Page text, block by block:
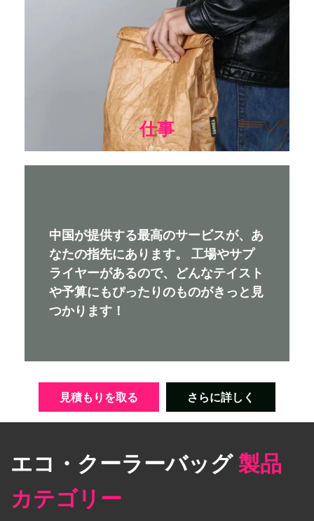
仕事
忙しい時間に最適なランチクーラー。サンドイッチなどの食
事を断熱容器に詰め、アイスパックを入れれば、まるで作り
たてのような冷たさに！
中国が提供する最高のサービスが、あ
なたの指先にあります。 工場やサプ
ライヤーがあるので、どんなテイスト
や予算にもぴったりのものがきっと見
つかります！
見積もりを取る さらに詳しく
エコ・クーラーバッグ製品
カテゴリー